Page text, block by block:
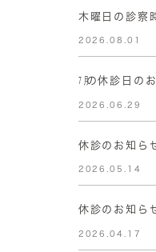
木曜日の診察
2026.08.01
㋆の休診日の
2026.06.29
休診のお知ら
2026.05.14
休診のお知ら
2026.04.17